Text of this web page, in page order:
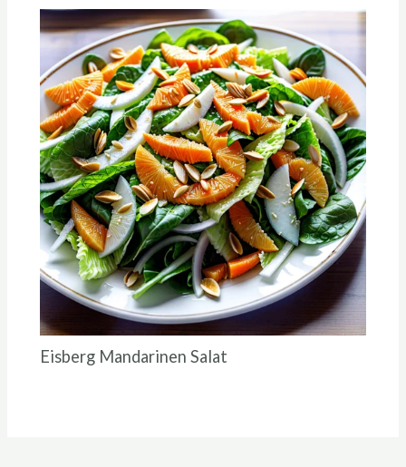
Eisberg Mandarinen Salat